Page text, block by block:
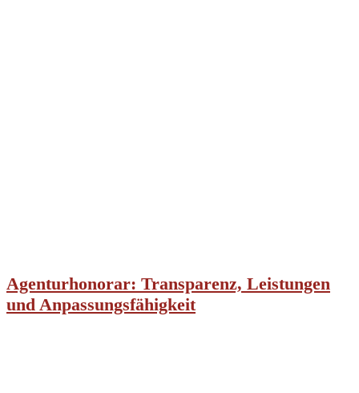
Agenturhonorar: Transparenz, Leistungen
und Anpassungsfähigkeit